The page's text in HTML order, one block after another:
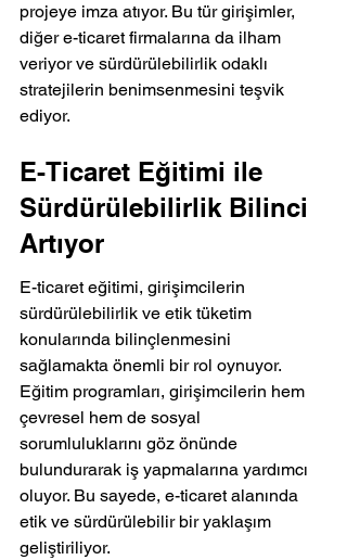
projeye imza atıyor. Bu tür girişimler,
diğer e-ticaret firmalarına da ilham
veriyor ve sürdürülebilirlik odaklı
stratejilerin benimsenmesini teşvik
ediyor.
E-Ticaret Eğitimi ile
Sürdürülebilirlik Bilinci
Artıyor
E-ticaret eğitimi, girişimcilerin
sürdürülebilirlik ve etik tüketim
konularında bilinçlenmesini
sağlamakta önemli bir rol oynuyor.
Eğitim programları, girişimcilerin hem
çevresel hem de sosyal
sorumluluklarını göz önünde
bulundurarak iş yapmalarına yardımcı
oluyor. Bu sayede, e-ticaret alanında
etik ve sürdürülebilir bir yaklaşım
geliştiriliyor.